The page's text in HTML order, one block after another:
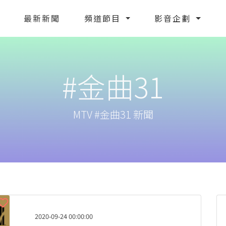
最新新聞 頻道節目 影音企劃
#金曲31
MTV #金曲31 新聞
2020-09-24 00:00:00